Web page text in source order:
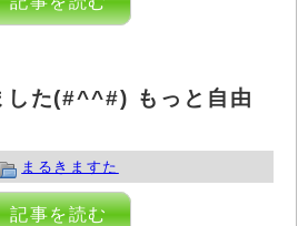
した(#^^#) もっと自由
まるきますた
記事を読む